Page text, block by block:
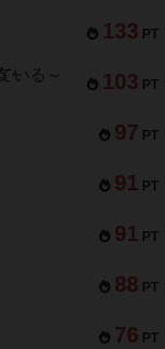
133 PT
103 PT
いる～
97 PT
91 PT
91 PT
88 PT
76 PT